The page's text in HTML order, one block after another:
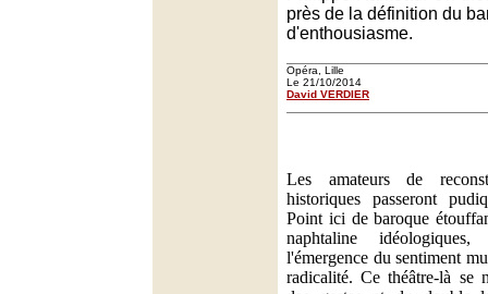
près de la définition du
d'enthousiasme.
Opéra, Lille
Le 21/10/2014
David VERDIER
Les amateurs de
historiques passeront
Point ici de baroque
naphtaline
l'émergence du sentiment
radicalité. Ce théâtre-là se